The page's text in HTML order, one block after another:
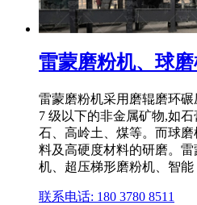
雷蒙磨粉机、球
雷蒙磨粉机采用磨辊磨环
7 级以下的非金属矿物,如
石、高岭土、煤等。而球
料及高硬度材料的研磨。
机、超压梯形磨粉机、智能
联系电话: 180 3780 8511